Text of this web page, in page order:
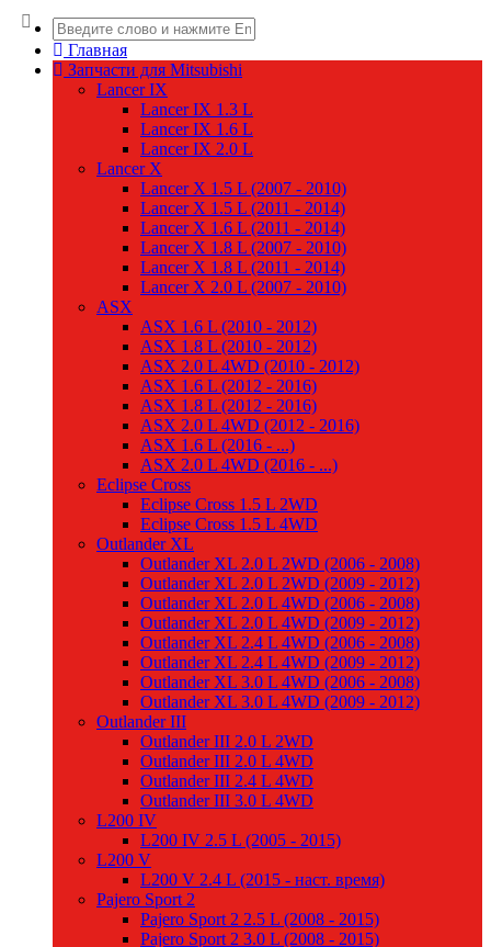
Главная
Запчасти для Mitsubishi
Lancer IX
Lancer IX 1.3 L
Lancer IX 1.6 L
Lancer IX 2.0 L
Lancer X
Lancer X 1.5 L (2007 - 2010)
Lancer X 1.5 L (2011 - 2014)
Lancer X 1.6 L (2011 - 2014)
Lancer X 1.8 L (2007 - 2010)
Lancer X 1.8 L (2011 - 2014)
Lancer X 2.0 L (2007 - 2010)
ASX
ASX 1.6 L (2010 - 2012)
ASX 1.8 L (2010 - 2012)
ASX 2.0 L 4WD (2010 - 2012)
ASX 1.6 L (2012 - 2016)
ASX 1.8 L (2012 - 2016)
ASX 2.0 L 4WD (2012 - 2016)
ASX 1.6 L (2016 - ...)
ASX 2.0 L 4WD (2016 - ...)
Eclipse Cross
Eclipse Cross 1.5 L 2WD
Eclipse Cross 1.5 L 4WD
Outlander XL
Outlander XL 2.0 L 2WD (2006 - 2008)
Outlander XL 2.0 L 2WD (2009 - 2012)
Outlander XL 2.0 L 4WD (2006 - 2008)
Outlander XL 2.0 L 4WD (2009 - 2012)
Outlander XL 2.4 L 4WD (2006 - 2008)
Outlander XL 2.4 L 4WD (2009 - 2012)
Outlander XL 3.0 L 4WD (2006 - 2008)
Outlander XL 3.0 L 4WD (2009 - 2012)
Outlander III
Outlander III 2.0 L 2WD
Outlander III 2.0 L 4WD
Outlander III 2.4 L 4WD
Outlander III 3.0 L 4WD
L200 IV
L200 IV 2.5 L (2005 - 2015)
L200 V
L200 V 2.4 L (2015 - наст. время)
Pajero Sport 2
Pajero Sport 2 2.5 L (2008 - 2015)
Pajero Sport 2 3.0 L (2008 - 2015)